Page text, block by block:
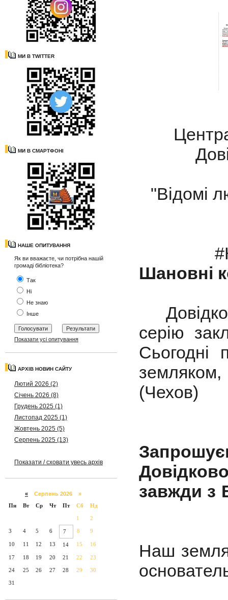
МИ В TWITTER
МИ В СМАРТФОНІ
НАШЕ ОПИТУВАННЯ
Як ви вважаєте, чи потрібна нашій
громаді бібліотека?
Так
Ні
Не знаю
Інше
Показати усі опитування
АРХІВ НОВИН САЙТУ
Лютий 2026 (2)
Січень 2026 (8)
Грудень 2025 (1)
Листопад 2025 (1)
Жовтень 2025 (5)
Серпень 2025 (13)
Показати / сховати увесь архів
« Серпень 2026 »
Пн
Вт Ср Чт Пт Сб Нд
1 2
3 4 5 6 7 8 9
10 11 12 13 14 15 16
17 18 19 20 21 22 23
24 25 26 27 28 29 30
31
"Відомі
Шановні
серію
Сьогодні
(Чехов)
завжди з
Наш